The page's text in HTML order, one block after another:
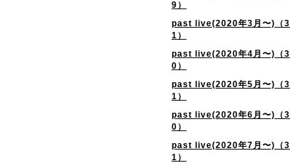
9）
past live(2020年3月〜)（3
1）
past live(2020年4月〜)（3
0）
past live(2020年5月〜)（3
1）
past live(2020年6月〜)（3
0）
past live(2020年7月〜)（3
1）